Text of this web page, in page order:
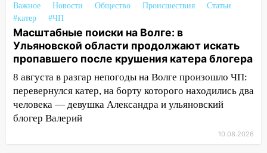
ранения после атаки беспилотников на
Нижнекамск
10:51 В Ульяновской области
перехвачены четыре беспилотника
10:15 Соцсети: мотоциклист врезался в
«Калину» в Новом городе
10:11
Во время атаки беспилотников в
Нижнекамске погибли люди: в
Важное Новости Общество Происшествия
Статьи
#катер
#ЧП
Масштабные поиски на Волге: в
Ульяновской области продолжают искать
пропавшего после крушения катера блогера
8 августа в разгар непогоды на Волге произошло ЧП:
перевернулся катер, на борту которого находились два
человека — девушка Александра и ульяновский
блогер Валерий
10.08.2026